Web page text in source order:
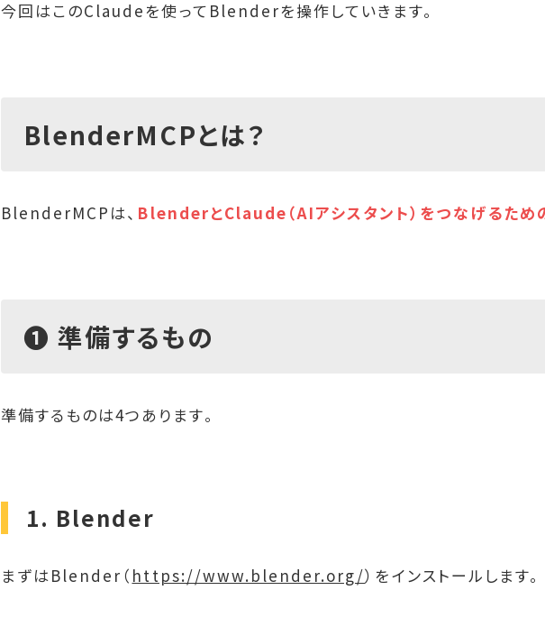
今回はこのClaudeを使ってBlenderを操作していきます。
BlenderMCPとは？
BlenderMCPは、 BlenderとClaude（AIアシスタント）をつなげるため
❶ 準備するもの
準備するものは4つあります。
1. Blender
まずはBlender（ https://www.blender.org/）をインストールします。